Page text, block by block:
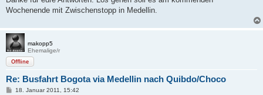
Wochenende mit Zwischenstopp in Medellin.
makopp5
Ehemalige/r
Offline
Re: Busfahrt Bogota via Medellin nach Quibdo/Choco
B18. Januar 2011, 15:42